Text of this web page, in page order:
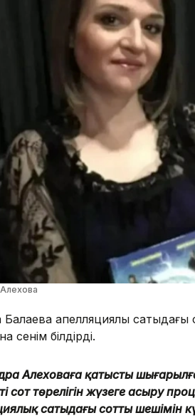
Балаева апелляциялық
білдірді.
Алеховаға қатысты
сот төрелігін жүзеге асыру
сатыдағы соттың шешімін